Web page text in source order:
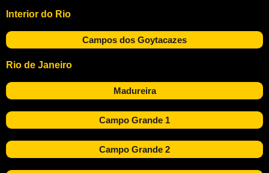
Interior do Rio
Campos dos Goytacazes
Rio de Janeiro
Madureira
Campo Grande 1
Campo Grande 2